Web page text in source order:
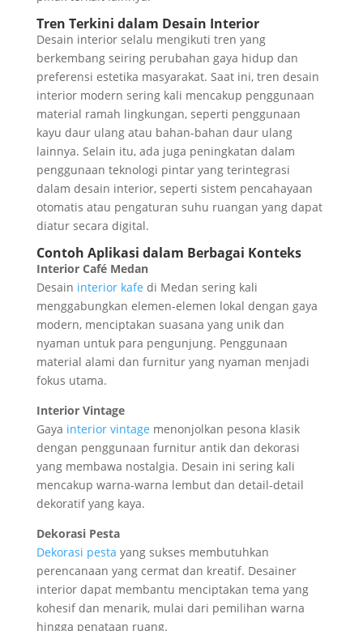
Tren Terkini dalam Desain Interior
Desain interior selalu mengikuti tren yang
berkembang seiring perubahan gaya hidup dan
preferensi estetika masyarakat. Saat ini, tren desain
interior modern sering kali mencakup penggunaan
material ramah lingkungan, seperti penggunaan
kayu daur ulang atau bahan-bahan daur ulang
lainnya. Selain itu, ada juga peningkatan dalam
penggunaan teknologi pintar yang terintegrasi
dalam desain interior, seperti sistem pencahayaan
otomatis atau pengaturan suhu ruangan yang dapat
diatur secara digital.
Contoh Aplikasi dalam Berbagai Konteks
Interior Café Medan
Desain interior kafe di Medan sering kali
menggabungkan elemen-elemen lokal dengan gaya
modern, menciptakan suasana yang unik dan
nyaman untuk para pengunjung. Penggunaan
material alami dan furnitur yang nyaman menjadi
fokus utama.
Interior Vintage
Gaya interior vintage menonjolkan pesona klasik
dengan penggunaan furnitur antik dan dekorasi
yang membawa nostalgia. Desain ini sering kali
mencakup warna-warna lembut dan detail-detail
dekoratif yang kaya.
Dekorasi Pesta
Dekorasi pesta yang sukses membutuhkan
perencanaan yang cermat dan kreatif. Desainer
interior dapat membantu menciptakan tema yang
kohesif dan menarik, mulai dari pemilihan warna
hingga penataan ruang.